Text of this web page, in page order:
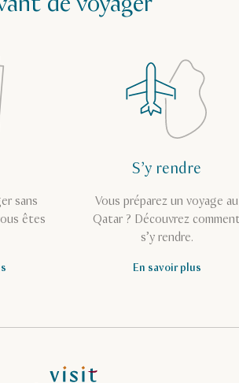
sans
êtes
S’y rendre
Vous préparez un voyage au
Qatar ? Découvrez
s’y rendre.
En savoir plus
Page d’accueil de Visit Qatar